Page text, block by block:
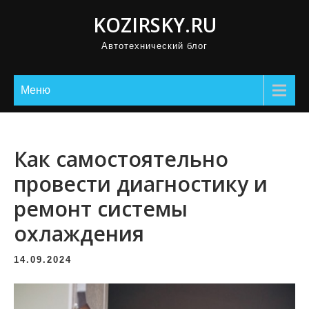
KOZIRSKY.RU
Автотехнический блог
Меню
Как самостоятельно
провести диагностику и
ремонт системы
охлаждения
14.09.2024